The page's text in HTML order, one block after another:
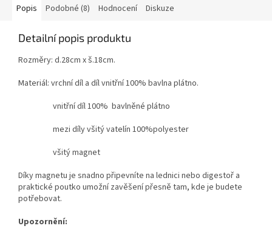
Popis Podobné (8) Hodnocení Diskuze
Detailní popis produktu
Rozměry: d.28cm x š.18cm.
Materiál: vrchní díl a díl vnitřní 100% bavlna plátno.
vnitřní díl 100% bavlněné plátno
mezi díly všitý vatelín 100%polyester
všitý magnet
Díky magnetu je snadno připevníte na lednici nebo digestoř a
praktické poutko umožní zavěšení přesně tam, kde je budete
potřebovat.
Upozornění: